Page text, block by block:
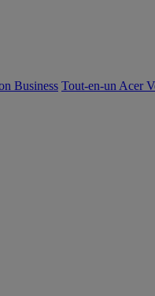
Business Tout-en-un Acer